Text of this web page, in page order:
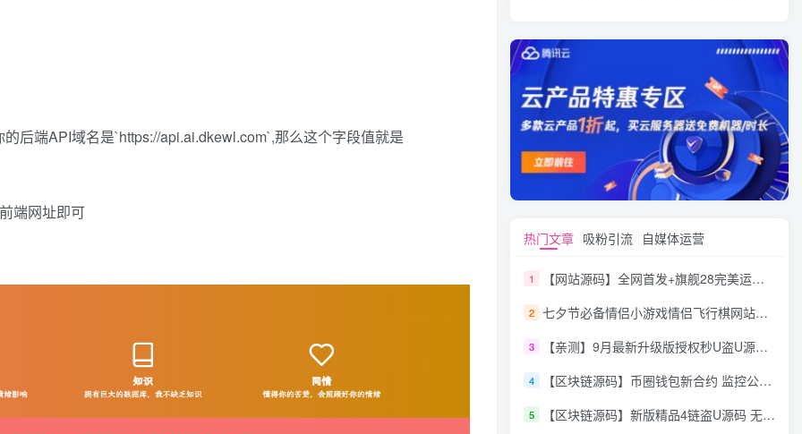
后端API域名是`https://api.ai.dkewl.com`,那么这个字段值就是
端网址即可
热门文章 吸粉引流 自媒体运营
1 【网站源码】全网首发+旗舰28完美运营Java版高仿28圈+彩种丰富+机器人+眯牌
2 七夕节必备情侣小游戏情侣飞行棋网站源码
3 【亲测】9月最新升级版授权秒U盗U源码/四链盗U源码/自带提币接口
4 【区块链源码】币圈钱包新合约 监控公链转账地址 尾数模拟转账数据生成 0 U攻击带安装说明
5 【区块链源码】新版精品4链盗U源码 无限开代理模式 后台 代理数据可看 包含搭建教程